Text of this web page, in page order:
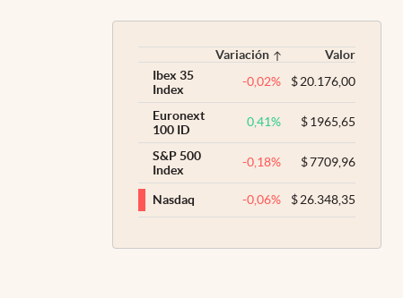
Variación
Valor
Ibex 35
Index
-0,02% $20.176,00
Euronext
100 ID
0,41% $1965,65
S&P 500
Index
-0,18% $7709,96
Nasdaq -0,06% $26.348,35